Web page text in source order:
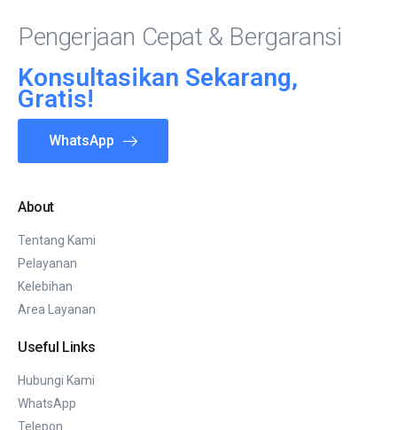
Pengerjaan Cepat & Bergaransi
Konsultasikan Sekarang,
Gratis!
WhatsApp
About
Tentang Kami
Pelayanan
Kelebihan
Area Layanan
Useful Links
Hubungi Kami
WhatsApp
Telepon